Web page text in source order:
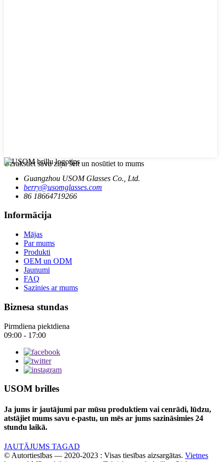
Uzrakstiet savu ziņu šeit un nosūtiet to mums
Guangzhou USOM Glasses Co., Ltd.
berry@usomglasses.com
86 18664719266
Informācija
Mājas
Par mums
Produkti
OEM un ODM
Jaunumi
FAQ
Sazinies ar mums
Biznesa stundas
Pirmdiena piektdiena
09:00 - 17:00
USOM brilles
Ja jums ir jautājumi par mūsu produktiem vai cenrādi, lūdzu,
atstājiet mums savu e-pastu, un mēs ar jums sazināsimies 24
stundu laikā.
JAUTĀJUMS TAGAD
© Autortiesības — 2020-2023 : Visas tiesības aizsargātas. Vietnes